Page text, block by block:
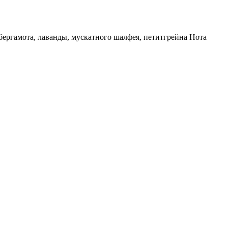
лаванды, мускатного шалфея, петитгрейна Нота